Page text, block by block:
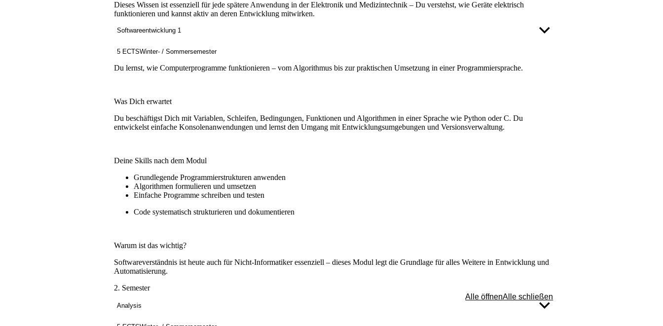
Dieses Wissen ist essenziell für jede spätere Anwendung in der Elektronik und Medizintechnik – Du verstehst, wie Geräte elektrisch
funktionieren und kannst aktiv an deren Entwicklung mitwirken.
Softwareentwicklung 1
5 ECTSWinter- / Sommersemester
Du lernst, wie Computerprogramme funktionieren – vom Algorithmus bis zur praktischen Umsetzung in einer Programmiersprache.
Was Dich erwartet
Du beschäftigst Dich mit Variablen, Schleifen, Bedingungen, Funktionen und Algorithmen in einer Sprache wie Python oder C. Du
entwickelst einfache Konsolenanwendungen und lernst den Umgang mit Entwicklungsumgebungen und Versionsverwaltung.
Deine Skills nach dem Modul
Grundlegende Programmierstrukturen anwenden
Algorithmen formulieren und umsetzen
Einfache Programme schreiben und testen
Code systematisch strukturieren und dokumentieren
Warum ist das wichtig?
Softwareverständnis ist heute auch für Nicht-Informatiker essenziell – dieses Modul legt die Grundlage für alles Weitere in Entwicklung und
Automatisierung.
2. Semester
Alle öffnenAlle schließen
Analysis